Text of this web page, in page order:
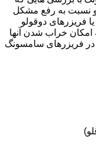
و نسبت به رفع مشکل
فریزرهای دوقولو
امکان خراب شدن آنها
در فریزرهای سامسونگ